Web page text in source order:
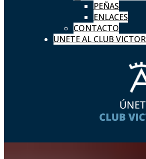
PEÑAS
ENLACES
CONTACTO
UNETE AL CLUB